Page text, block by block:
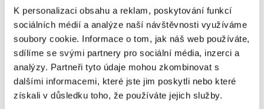
K personalizaci obsahu a reklam, poskytování funkcí
sociálních médií a analýze naší návštěvnosti využíváme
soubory cookie. Informace o tom, jak náš web používáte,
sdílíme se svými partnery pro sociální média, inzerci a
analýzy. Partneři tyto údaje mohou zkombinovat s
dalšími informacemi, které jste jim poskytli nebo které
získali v důsledku toho, že používáte jejich služby.